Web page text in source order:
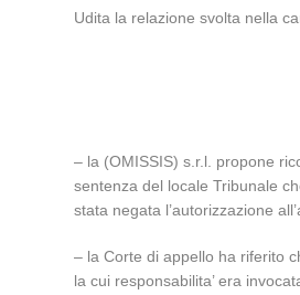
Udita la relazione svolta nella
– la (OMISSIS) s.r.l. propone
sentenza del locale Tribunale
stata negata l’autorizzazione
– la Corte di appello ha riferito
la cui responsabilita’ era